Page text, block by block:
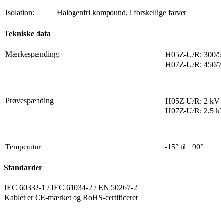
Isolation: Halogenfri kompound, i forskellige farver
Tekniske data
Mærkespænding:
H05Z-U/R: 300/
H07Z-U/R: 450/
Prøvespænding
H05Z-U/R: 2 kV
H07Z-U/R: 2,5
Temperatur -15° til +90°
Standarder
IEC 60332-1 / IEC 61034-2 / EN 50267-2
Kablet er CE-mærket og RoHS-certificeret